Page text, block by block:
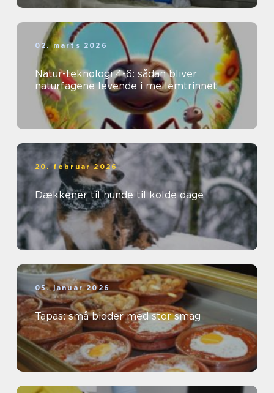
02. marts 2026
Natur-teknologi 4-6: sådan bliver
naturfagene levende i mellemtrinnet
20. februar 2026
Dækkener til hunde til kolde dage
05. januar 2026
Tapas: små bidder med stor smag